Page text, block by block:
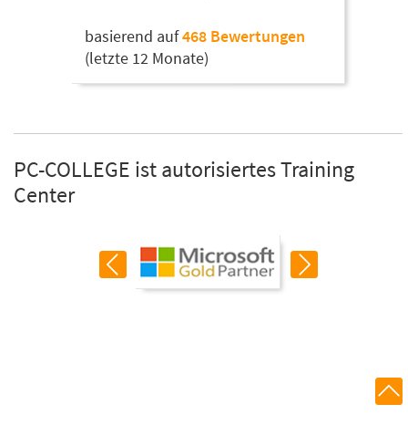
basierend auf468 Bewertungen
(letzte 12 Monate)
PC-COLLEGE ist autorisiertes Training
Center